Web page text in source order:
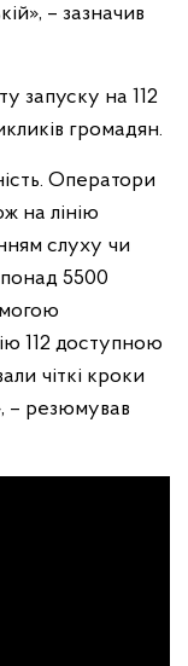
– зазначив
запуску на 112
громадян.
Оператори
на лінію
слуху чи
5500
112 доступною
чіткі кроки
– резюмував